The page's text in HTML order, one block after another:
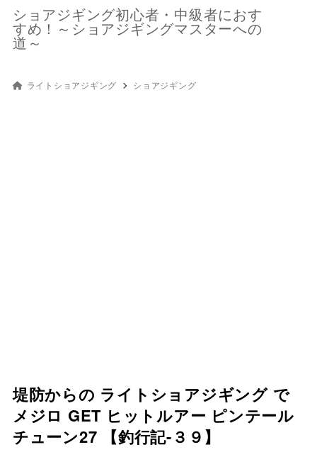
ショアジギング初心者・中級者におす
すめ！～ショアジギングマスターへの
道～
ライトショアジギング ショアジギング
堤防からの ライトショアジギング で
メジロ GET ヒットルアー ピンテール
チューン27 【釣行記-３９】